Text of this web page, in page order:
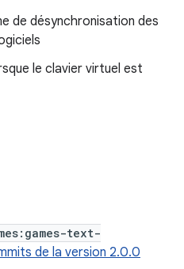
de désynchronisation des
le clavier virtuel est
text-
de la version 2.0.0